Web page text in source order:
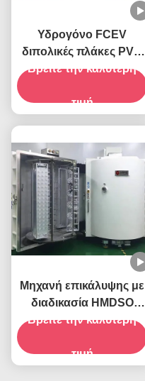
Υδρογόνο FCEV
διπολικές πλάκες PVD
χρυσό ψεκασμού
Βρείτε την καλύτερη
τιμή
Μηχανή επικάλυψης με
διαδικασία HMDSO
PECVD για
φωτισμού αυτοκινήτων
Βρείτε την καλύτερη
τιμή